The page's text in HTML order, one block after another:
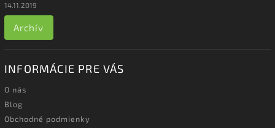
14.11.2019
Archív
INFORMÁCIE PRE VÁS
O nás
Blog
Obchodné podmienky